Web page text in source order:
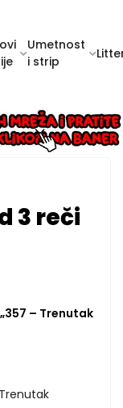
Umetnost
i strip
3 reči
– Trenutak